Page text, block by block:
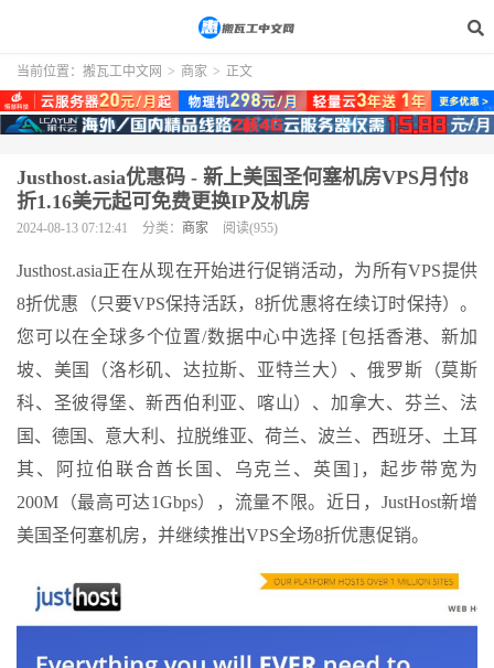
当前位置： 搬瓦工中文网 > 商家 > 正文
Justhost.asia优惠码 - 新上美国圣何塞机房VPS月付8
折1.16美元起可免费更换IP及机房
2024-08-13 07:12:41 分类： 商家 阅读(955)
Justhost.asia正在从现在开始进行促销活动，为所有VPS提供
8折优惠（只要VPS保持活跃，8折优惠将在续订时保持）。
您可以在全球多个位置/数据中心中选择 [包括香港、新加
坡、美国（洛杉矶、达拉斯、亚特兰大）、俄罗斯（莫斯
科、圣彼得堡、新西伯利亚、喀山）、加拿大、芬兰、法
国、德国、意大利、拉脱维亚、荷兰、波兰、西班牙、土耳
其、阿拉伯联合酋长国、乌克兰、英国]，起步带宽为
200M（最高可达1Gbps），流量不限。近日，JustHost新增
美国圣何塞机房，并继续推出VPS全场8折优惠促销。